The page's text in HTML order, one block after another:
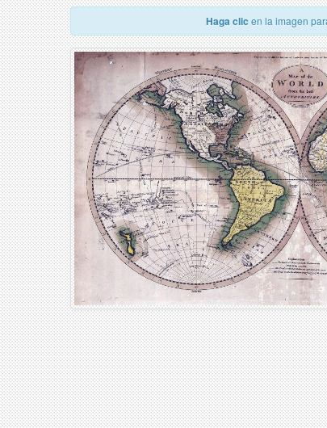
Haga clic en la imagen